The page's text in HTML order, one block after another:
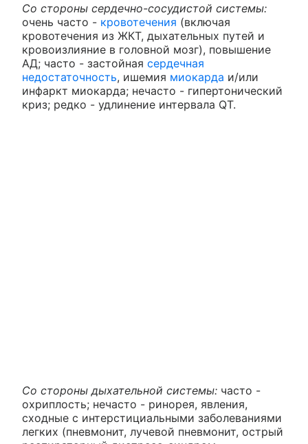
Со стороны сердечно-сосудистой системы:
очень часто - кровотечения (включая
кровотечения из ЖКТ, дыхательных путей и
кровоизлияние в головной мозг), повышение
АД; часто - застойная сердечная
недостаточность, ишемия миокарда и/или
инфаркт миокарда; нечасто - гипертонический
криз; редко - удлинение интервала QT.
Со стороны дыхательной системы: часто -
охриплость; нечасто - ринорея, явления,
сходные с интерстициальными заболеваниями
легких (пневмонит, лучевой пневмонит, острый